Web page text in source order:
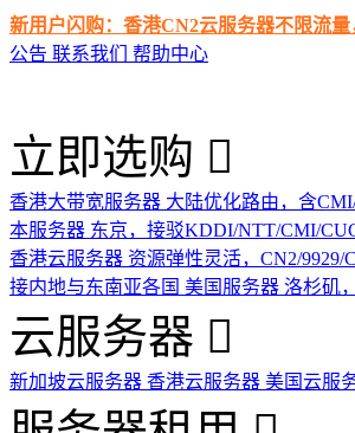
新用户闪购：香港CN2云服务器不限流
公告 联系我们 帮助中心
立即选购
香港大带宽服务器 大陆优化路由，含
本服务器 东京，接驳KDDI/NTT/CMI/
香港云服务器 资源弹性灵活，CN2/
接内地与东南亚各国 美国服务器 洛杉矶
云服务器
新加坡云服务器 香港云服务器 美国云服